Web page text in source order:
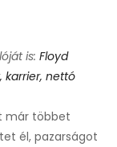
is: Floyd
karrier, nettó
már többet
él, pazarságot